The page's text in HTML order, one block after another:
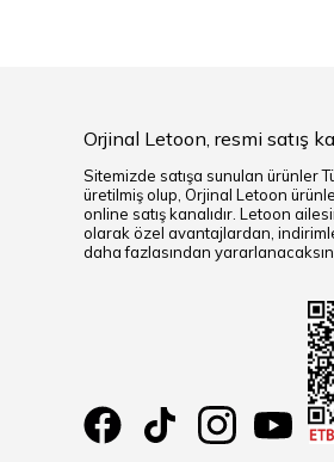
Orjinal Letoon, resmi satış
Sitemizde satışa sunulan ürünler
üretilmiş olup, Orjinal Letoon
online satış kanalıdır. Letoon
olarak özel avantajlardan,
daha fazlasından